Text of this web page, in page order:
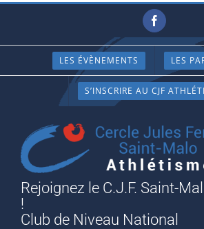
Passer
contenu
Facebook
LES ÉVÈNEMENTS LES
S’INSCRIRE AU CJF
Rejoignez le C.J.F. Saint-
!
Club de Niveau National